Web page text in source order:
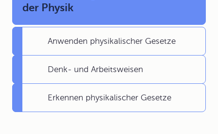
der Physik
Anwenden physikalischer Gesetze
Denk- und Arbeitsweisen
Erkennen physikalischer Gesetze